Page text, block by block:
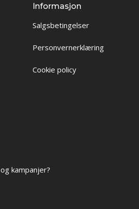
Informasjon
Salgsbetingelser
Personvernerklæring
Cookie policy
kampanjer?